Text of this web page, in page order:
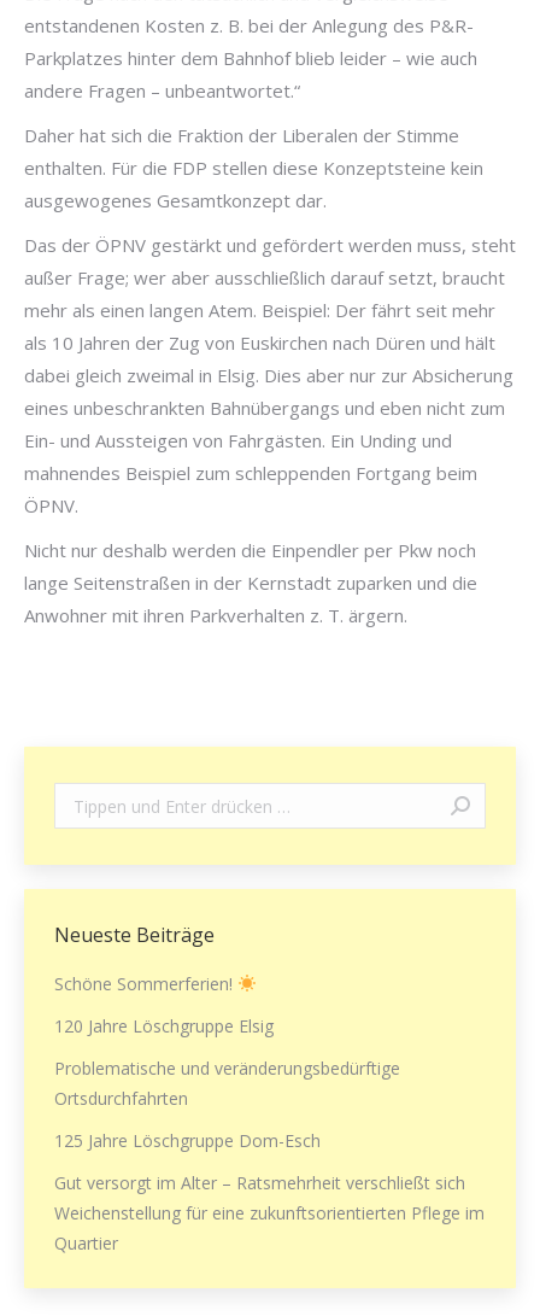
entstandenen Kosten z. B. bei der Anlegung des P&R-
Parkplatzes hinter dem Bahnhof blieb leider – wie auch
andere Fragen – unbeantwortet.“
Daher hat sich die Fraktion der Liberalen der Stimme
enthalten. Für die FDP stellen diese Konzeptsteine kein
ausgewogenes Gesamtkonzept dar.
Das der ÖPNV gestärkt und gefördert werden muss, steht
außer Frage; wer aber ausschließlich darauf setzt, braucht
mehr als einen langen Atem. Beispiel: Der fährt seit mehr
als 10 Jahren der Zug von Euskirchen nach Düren und hält
dabei gleich zweimal in Elsig. Dies aber nur zur Absicherung
eines unbeschrankten Bahnübergangs und eben nicht zum
Ein- und Aussteigen von Fahrgästen. Ein Unding und
mahnendes Beispiel zum schleppenden Fortgang beim
ÖPNV.
Nicht nur deshalb werden die Einpendler per Pkw noch
lange Seitenstraßen in der Kernstadt zuparken und die
Anwohner mit ihren Parkverhalten z. T. ärgern.
Search:
Neueste Beiträge
Schöne Sommerferien!
120 Jahre Löschgruppe Elsig
Problematische und veränderungsbedürftige
Ortsdurchfahrten
125 Jahre Löschgruppe Dom-Esch
Gut versorgt im Alter – Ratsmehrheit verschließt sich
Weichenstellung für eine zukunftsorientierten Pflege im
Quartier